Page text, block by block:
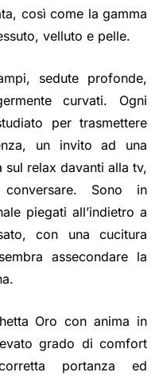
così come la gamma
velluto e pelle.
sedute profonde,
curvati. Ogni
per trasmettere
un invito ad una
sul relax davanti alla tv,
Sono in
piegati all’indietro a
con una cucitura
assecondare la
Oro con anima in
grado di comfort
portanza ed